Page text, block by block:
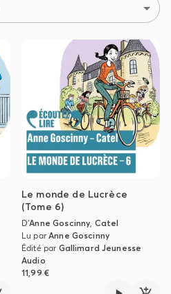
Le monde de Lucrèce
(Tome 6)
D'Anne Goscinny, Catel
Lu parAnne Goscinny
Édité par Gallimard Jeunesse
Audio
11,99 €